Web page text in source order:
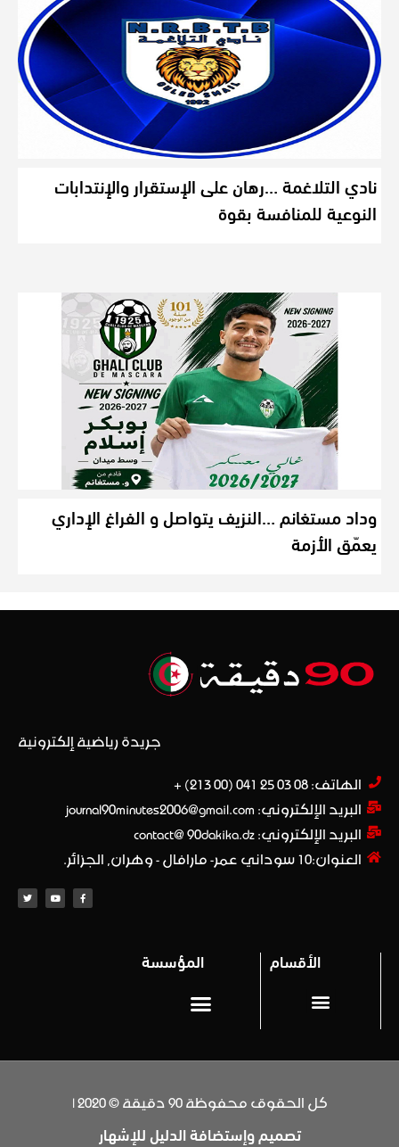
نادي التلاغمة …رهان على الإستقرار والإنتدابات
النوعية للمنافسة بقوة
وداد مستغانم …النزيف يتواصل و الفراغ الإداري
يعمّق الأزمة
جريدة رياضية إلكترونية
الهاتف: 08 03 25 041 (00 213) +​
البريد الإلكتروني: journal90minutes2006@gmail.com
البريد الإلكتروني: contact@ 90dakika.dz
العنوان:10 سوداني عمر- مارافال - وهران, الجزائر.
الأقسام المؤسسة
كل الحقوق محفوظة 90 دقيقة © 2020 |
تصميم وإستضافة الدليل للإشهار